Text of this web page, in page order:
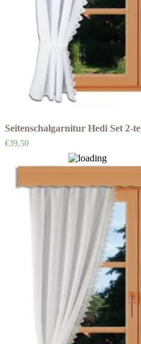
Seitenschalgarnitur Hedi Set 2-
€39,50